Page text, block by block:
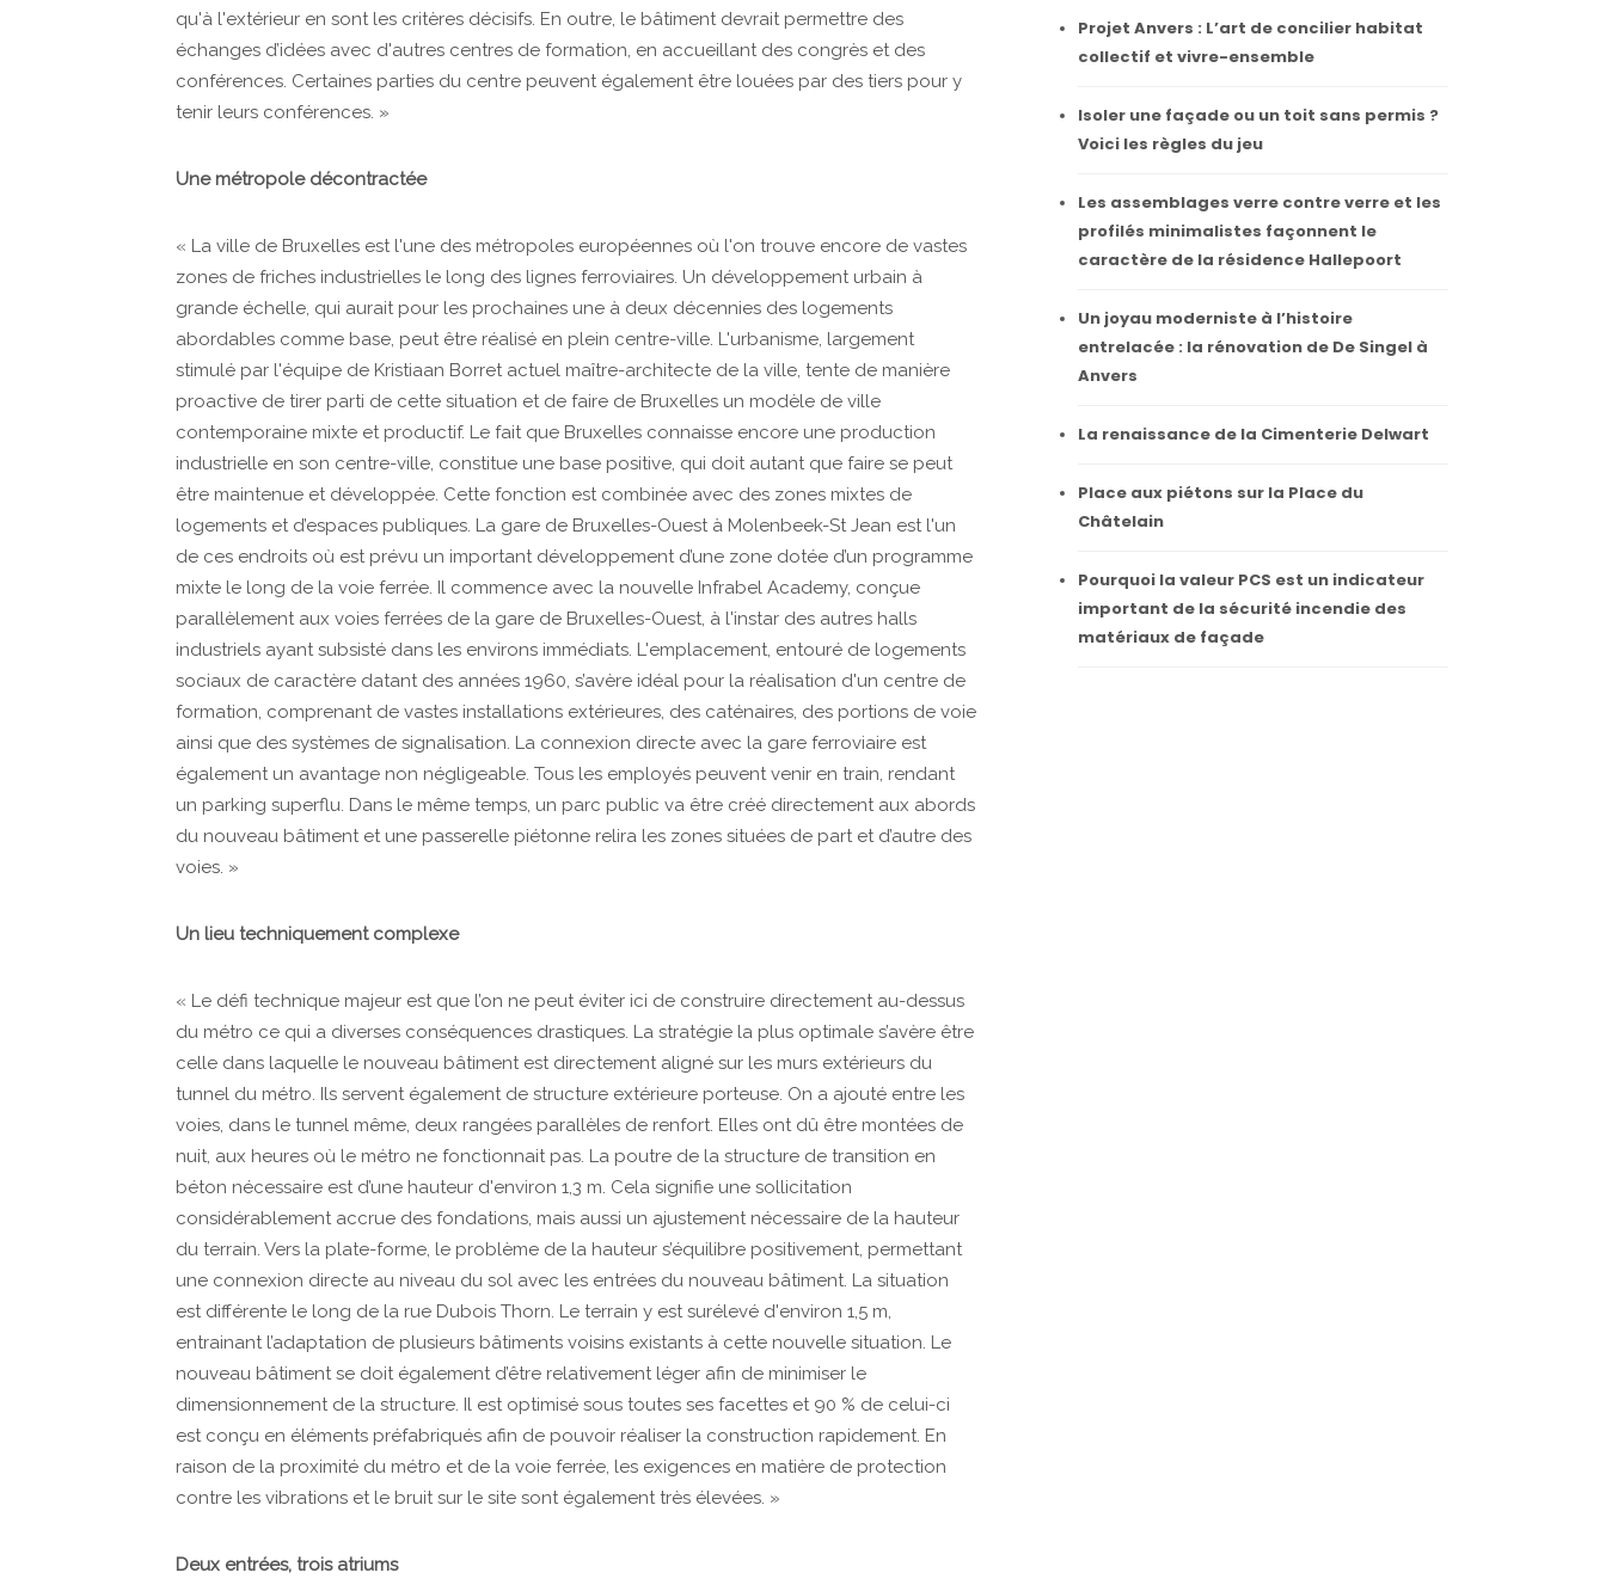
qu'à l'extérieur en sont les critères décisifs. En outre, le bâtiment devrait permettre des
échanges d’idées avec d'autres centres de formation, en accueillant des congrès et des
conférences. Certaines parties du centre peuvent également être louées par des tiers pour y
tenir leurs conférences. »
Une métropole décontractée
« La ville de Bruxelles est l'une des métropoles européennes où l'on trouve encore de vastes
zones de friches industrielles le long des lignes ferroviaires. Un développement urbain à
grande échelle, qui aurait pour les prochaines une à deux décennies des logements
abordables comme base, peut être réalisé en plein centre-ville. L'urbanisme, largement
stimulé par l'équipe de Kristiaan Borret actuel maître-architecte de la ville, tente de manière
proactive de tirer parti de cette situation et de faire de Bruxelles un modèle de ville
contemporaine mixte et productif. Le fait que Bruxelles connaisse encore une production
industrielle en son centre-ville, constitue une base positive, qui doit autant que faire se peut
être maintenue et développée. Cette fonction est combinée avec des zones mixtes de
logements et d’espaces publiques. La gare de Bruxelles-Ouest à Molenbeek-St Jean est l'un
de ces endroits où est prévu un important développement d’une zone dotée d’un programme
mixte le long de la voie ferrée. Il commence avec la nouvelle Infrabel Academy, conçue
parallèlement aux voies ferrées de la gare de Bruxelles-Ouest, à l'instar des autres halls
industriels ayant subsisté dans les environs immédiats. L'emplacement, entouré de logements
sociaux de caractère datant des années 1960, s’avère idéal pour la réalisation d'un centre de
formation, comprenant de vastes installations extérieures, des caténaires, des portions de voie
ainsi que des systèmes de signalisation. La connexion directe avec la gare ferroviaire est
également un avantage non négligeable. Tous les employés peuvent venir en train, rendant
un parking superflu. Dans le même temps, un parc public va être créé directement aux abords
du nouveau bâtiment et une passerelle piétonne relira les zones situées de part et d’autre des
voies. »
Un lieu techniquement complexe
« Le défi technique majeur est que l’on ne peut éviter ici de construire directement au-dessus
du métro ce qui a diverses conséquences drastiques. La stratégie la plus optimale s’avère être
celle dans laquelle le nouveau bâtiment est directement aligné sur les murs extérieurs du
tunnel du métro. Ils servent également de structure extérieure porteuse. On a ajouté entre les
voies, dans le tunnel même, deux rangées parallèles de renfort. Elles ont dû être montées de
nuit, aux heures où le métro ne fonctionnait pas. La poutre de la structure de transition en
béton nécessaire est d’une hauteur d'environ 1,3 m. Cela signifie une sollicitation
considérablement accrue des fondations, mais aussi un ajustement nécessaire de la hauteur
du terrain. Vers la plate-forme, le problème de la hauteur s’équilibre positivement, permettant
une connexion directe au niveau du sol avec les entrées du nouveau bâtiment. La situation
est différente le long de la rue Dubois Thorn. Le terrain y est surélevé d'environ 1,5 m,
entrainant l’adaptation de plusieurs bâtiments voisins existants à cette nouvelle situation. Le
nouveau bâtiment se doit également d’être relativement léger afin de minimiser le
dimensionnement de la structure. Il est optimisé sous toutes ses facettes et 90 % de celui-ci
est conçu en éléments préfabriqués afin de pouvoir réaliser la construction rapidement. En
raison de la proximité du métro et de la voie ferrée, les exigences en matière de protection
contre les vibrations et le bruit sur le site sont également très élevées. »
Deux entrées, trois atriums
Projet Anvers : L’art de concilier habitat
collectif et vivre-ensemble
Isoler une façade ou un toit sans permis ?
Voici les règles du jeu
Les assemblages verre contre verre et les
profilés minimalistes façonnent le
caractère de la résidence Hallepoort
Un joyau moderniste à l’histoire
entrelacée : la rénovation de De Singel à
Anvers
La renaissance de la Cimenterie Delwart
Place aux piétons sur la Place du
Châtelain
Pourquoi la valeur PCS est un indicateur
important de la sécurité incendie des
matériaux de façade